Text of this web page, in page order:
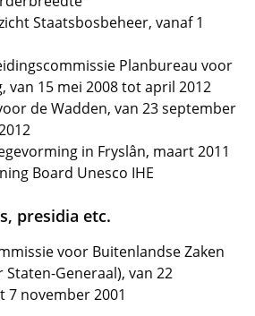
Staatsbosbeheer, vanaf 1
Planbureau voor
van 15 mei 2008 tot april 2012
de Wadden, van 23 september
in Fryslân, maart 2011
Board Unesco IHE
presidia etc.
voor Buitenlandse Zaken
Staten-Generaal), van 22
7 november 2001